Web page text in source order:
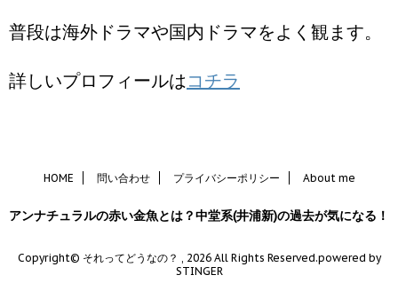
普段は海外ドラマや国内ドラマをよく観ます。
詳しいプロフィールはコチラ
HOME 問い合わせ プライバシーポリシー About me
アンナチュラルの赤い金魚とは？中堂系(井浦新)の過去が気になる！
Copyright© それってどうなの？ , 2026 All Rights Reserved.powered by
STINGER